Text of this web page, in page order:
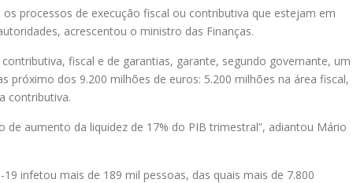
processos de execução fiscal ou contributiva que estejam em
acrescentou o ministro das Finanças.
fiscal e de garantias, garante, segundo governante, um
próximo dos 9.200 milhões de euros: 5.200 milhões na área fiscal,
contributiva.
de aumento da liquidez de 17% do PIB trimestral”, adiantou Mário
infetou mais de 189 mil pessoas, das quais mais de 7.800